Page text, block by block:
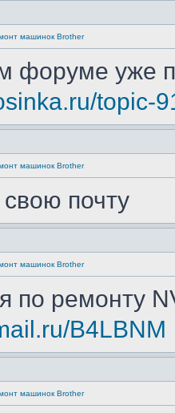
машинок Brother
форуме уже
topic-
машинок Brother
почту
машинок Brother
по ремонту
B4LBNM
машинок Brother